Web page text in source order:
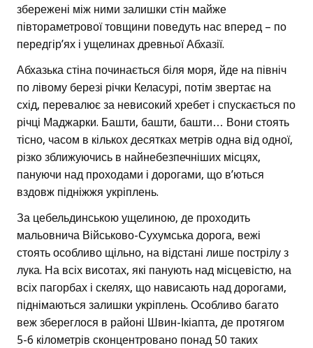
збережені між ними залишки стін майже
півтораметрової товщини поведуть нас вперед – по
передгір’ях і ущелинах древньої Абхазії.
Абхазька стіна починається біля моря, йде на північ
по лівому березі річки Келасурі, потім звертає на
схід, перевалює за невисокий хребет і спускається по
річці Маджарки. Башти, башти, башти… Вони стоять
тісно, часом в кількох десятках метрів одна від одної,
різко зближуючись в найнебезпечніших місцях,
пануючи над проходами і дорогами, що в’ються
вздовж підніжжя укріплень.
За цебельдинською ущелиною, де проходить
мальовнича Військово-Сухумська дорога, вежі
стоять особливо щільно, на відстані лише пострілу з
лука. На всіх висотах, які панують над місцевістю, на
всіх пагорбах і скелях, що нависають над дорогами,
піднімаються залишки укріплень. Особливо багато
веж збереглося в районі Швин-Ікіапта, де протягом
5-6 кілометрів сконцентровано понад 50 таких